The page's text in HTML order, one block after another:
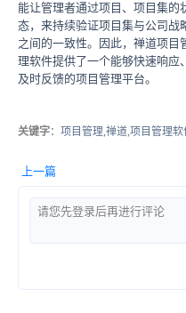
能让管理者通过项目、项目集的
态，来持续验证项目集与公司战
之间的一致性。因此，禅道项目
理软件提供了一个能够快速响应、
及时反馈的项目管理平台。
关键字：项目管理,禅道,项目管理
上一篇